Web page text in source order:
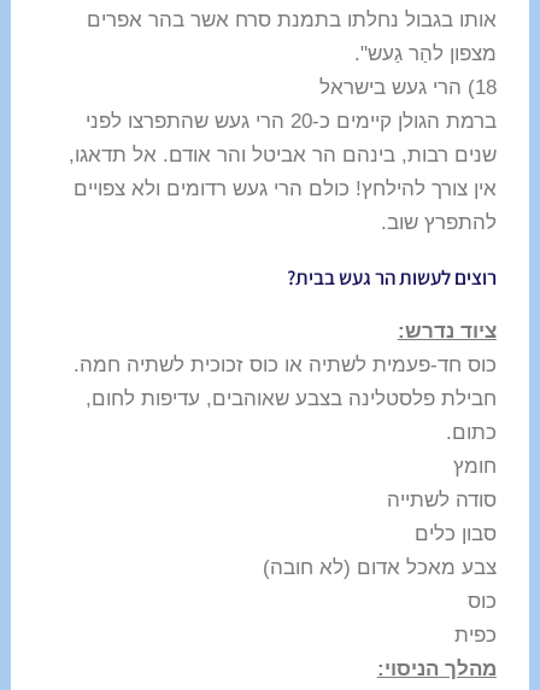
אותו בגבול נחלתו בתמנת סרח אשר בהר אפרים
מצפון להַר גַעש".
18) הרי געש בישראל
ברמת הגולן קיימים כ-20 הרי געש שהתפרצו לפני
שנים רבות, בינהם הר אביטל והר אודם. אל תדאגו,
אין צורך להילחץ! כולם הרי געש רדומים ולא צפויים
להתפרץ שוב.
רוצים לעשות הר געש בבית?
ציוד נדרש:
כוס חד-פעמית לשתיה או כוס זכוכית לשתיה חמה.
חבילת פלסטלינה בצבע שאוהבים, עדיפות לחום,
כתום.
חומץ
סודה לשתייה
סבון כלים
צבע מאכל אדום (לא חובה)
כוס
כפית
מהלך הניסוי: